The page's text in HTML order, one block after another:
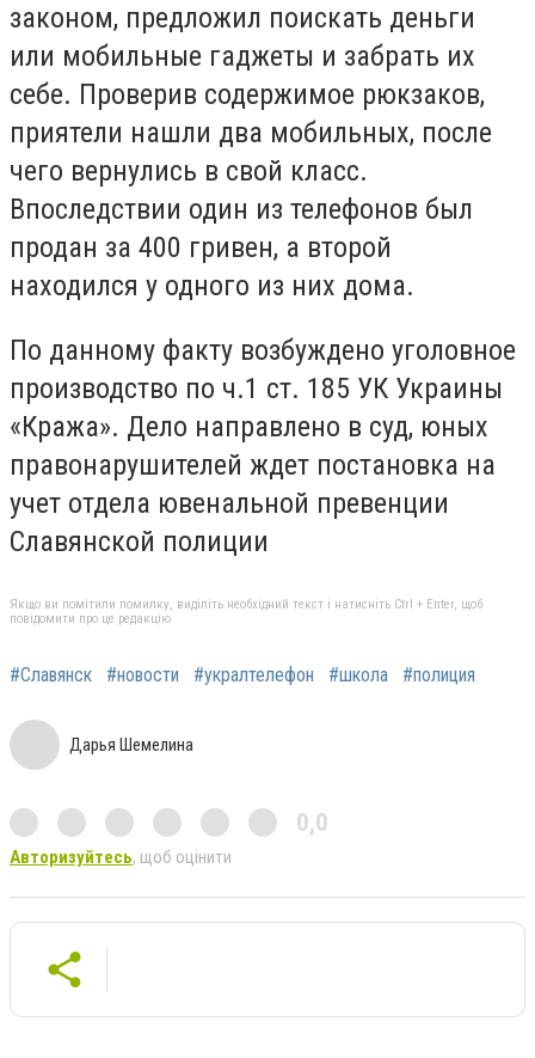
законом, предложил поискать деньги
или мобильные гаджеты и забрать их
себе. Проверив содержимое рюкзаков,
приятели нашли два мобильных, после
чего вернулись в свой класс.
Впоследствии один из телефонов был
продан за 400 гривен, а второй
находился у одного из них дома.
По данному факту возбуждено уголовное
производство по ч.1 ст. 185 УК Украины
«Кража». Дело направлено в суд, юных
правонарушителей ждет постановка на
учет отдела ювенальной превенции
Славянской полиции
Якщо ви помітили помилку, виділіть необхідний текст і натисніть Ctrl + Enter, щоб
повідомити про це редакцію
#Славянск #новости #укралтелефон #школа #полиция
Дарья Шемелина
0,0
Авторизуйтесь, щоб оцінити